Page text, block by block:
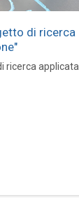
di ricerca
ricerca applicata